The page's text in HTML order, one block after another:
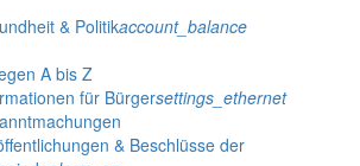
& Politikaccount_balance
A bis Z
für Bürgersettings_ethernet
& Beschlüsse der